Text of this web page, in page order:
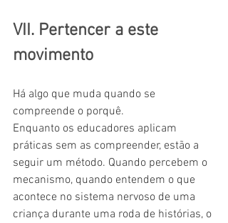
VII. Pertencer a este
movimento
Há algo que muda quando se
compreende o porquê.
Enquanto os educadores aplicam
práticas sem as compreender, estão a
seguir um método. Quando percebem o
mecanismo, quando entendem o que
acontece no sistema nervoso de uma
criança durante uma roda de histórias, o